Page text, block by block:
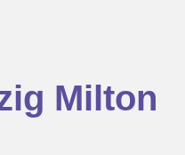
Milton